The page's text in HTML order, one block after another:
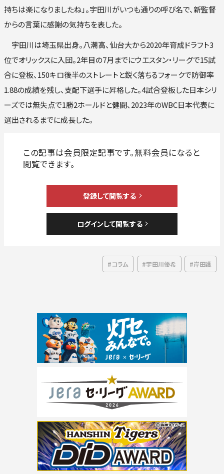
持ちは楽になりましたね」。宇田川がいつも通りの呼び名で、新監督
からの言葉に感謝の気持ちを表した。
宇田川は埼玉県出身。八潮高、仙台大から2020年育成ドラフト3
位でオリックスに入団。2年目の7月までにウエスタン・リーグで15試
合に登板、150キロ後半のストレートと鋭く落ちるフォークで防御率
1.88の成績を残し、支配下選手に昇格した。4試合登板した日本シリ
ーズでは無失点で1勝2ホールドと健闘、2023年のWBC日本代表に
選出されるまでに成長した。
#コラム #宇田川優希 #岸田護